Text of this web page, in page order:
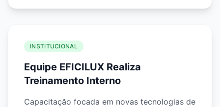
INSTITUCIONAL
Equipe EFICILUX Realiza
Treinamento Interno
Capacitação focada em novas tecnologias de